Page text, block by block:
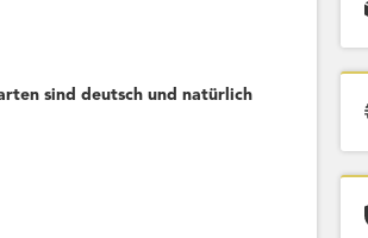
sind deutsch und natürlich